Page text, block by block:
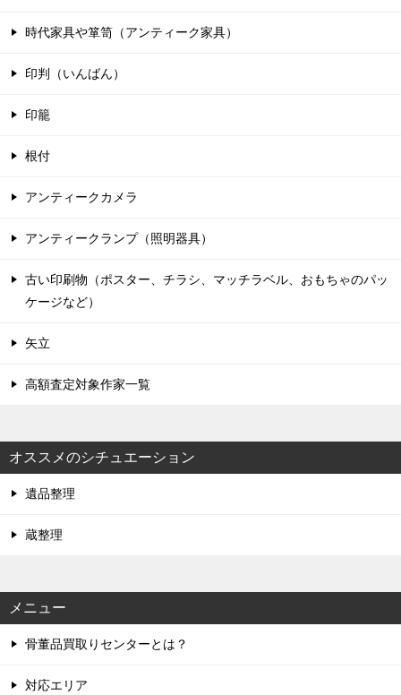
時代家具や箪笥（アンティーク家具）
印判（いんばん）
印籠
根付
アンティークカメラ
アンティークランプ（照明器具）
古い印刷物（ポスター、チラシ、マッチラベル、おもちゃのパッ
ケージなど）
矢立
高額査定対象作家一覧
オススメのシチュエーション
遺品整理
蔵整理
メニュー
骨董品買取りセンターとは？
対応エリア